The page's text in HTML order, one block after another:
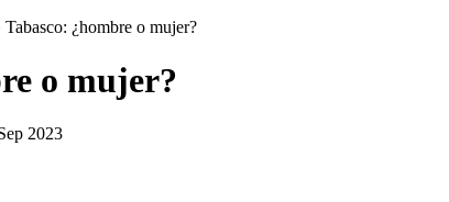
Tabasco: ¿hombre o mujer?
o mujer?
2023